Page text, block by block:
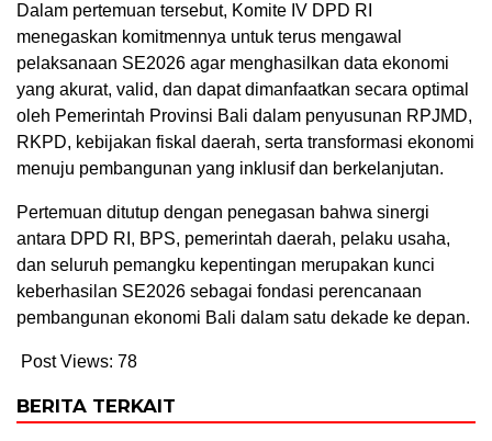
Dalam pertemuan tersebut, Komite IV DPD RI
menegaskan komitmennya untuk terus mengawal
pelaksanaan SE2026 agar menghasilkan data ekonomi
yang akurat, valid, dan dapat dimanfaatkan secara optimal
oleh Pemerintah Provinsi Bali dalam penyusunan RPJMD,
RKPD, kebijakan fiskal daerah, serta transformasi ekonomi
menuju pembangunan yang inklusif dan berkelanjutan.
Pertemuan ditutup dengan penegasan bahwa sinergi
antara DPD RI, BPS, pemerintah daerah, pelaku usaha,
dan seluruh pemangku kepentingan merupakan kunci
keberhasilan SE2026 sebagai fondasi perencanaan
pembangunan ekonomi Bali dalam satu dekade ke depan.
Post Views: 78
BERITA TERKAIT